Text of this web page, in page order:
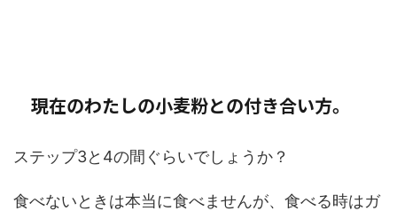
現在のわたしの小麦粉との付き合い方。
ステップ3と4の間ぐらいでしょうか？
食べないときは本当に食べませんが、食べる時はガ